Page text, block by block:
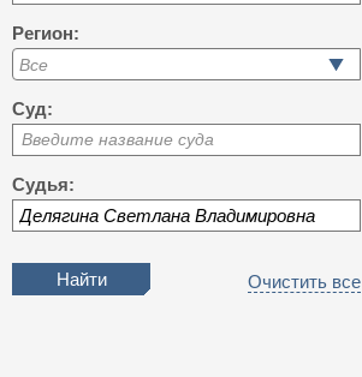
Регион:
Суд:
Введите название суда
Судья:
Очистить все